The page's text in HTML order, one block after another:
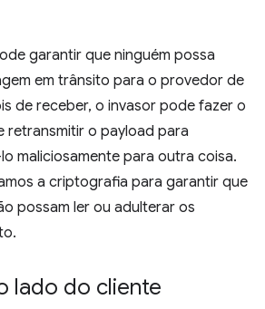
garantir que ninguém possa
em trânsito para o provedor de
de receber, o invasor pode fazer o
retransmitir o payload para
maliciosamente para outra coisa.
a criptografia para garantir que
possam ler ou adulterar os
lado do cliente